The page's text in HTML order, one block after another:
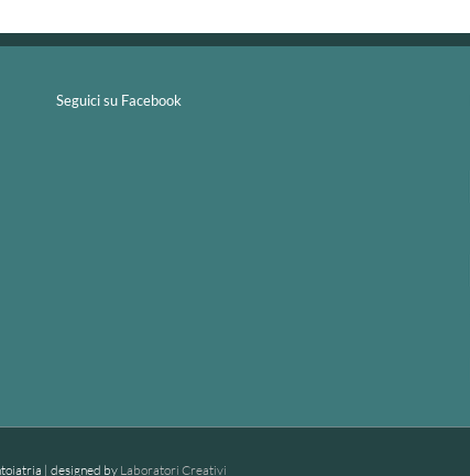
Seguici su Facebook
| designed by Laboratori Creativi